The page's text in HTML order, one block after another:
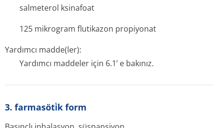
salmeterol ksinafoat
125 mikrogram flutikazon propiyonat
Yardımcı madde(ler):
Yardımcı maddeler için 6.1’ e bakınız.
3. farmasöti̇k form